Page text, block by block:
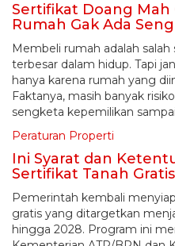
Sertifikat Doang Mah
Rumah Gak Ada
Membeli rumah adalah
terbesar dalam hidup. Tapi
hanya karena rumah yang
Faktanya, masih banyak
sengketa kepemilikan sampai
Peraturan Properti
Ini Syarat dan
Sertifikat Tanah
Pemerintah kembali
gratis yang ditargetkan
hingga 2028. Program ini